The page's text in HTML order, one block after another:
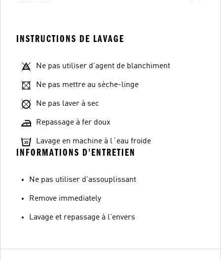
INSTRUCTIONS DE LAVAGE
Ne pas utiliser d'agent de blanchiment
Ne pas mettre au sèche-linge
Ne pas laver à sec
Repassage à fer doux
Lavage en machine à l´eau froide
INFORMATIONS D'ENTRETIEN
Ne pas utiliser d'assouplissant
Remove immediately
Lavage et repassage à l'envers